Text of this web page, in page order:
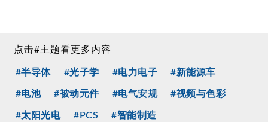
点击#主题看更多内容
#半导体 #光子学 #电力电子 #新能源车
#电池 #被动元件 #电气安规 #视频与色彩
#太阳光电 #PCS #智能制造